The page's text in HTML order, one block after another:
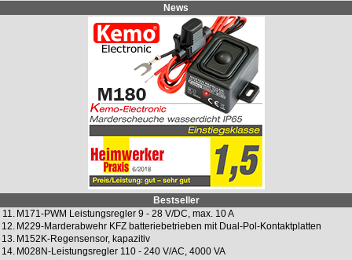
News
Bestseller
11. M171-PWM Leistungsregler 9 - 28 V/DC, max. 10 A
12. M229-Marderabwehr KFZ batteriebetrieben mit Dual-Pol-Kontaktplatten
13. M152K-Regensensor, kapazitiv
14. M028N-Leistungsregler 110 - 240 V/AC, 4000 VA